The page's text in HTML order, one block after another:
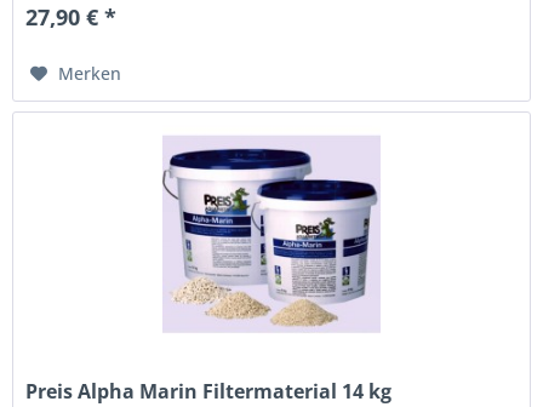
27,90 € *
Merken
Preis Alpha Marin Filtermaterial 14 kg